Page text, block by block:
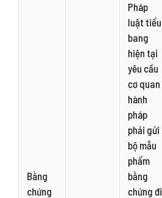
Bằng
chứng
Pháp
luật tiểu
bang
hiện tại
yêu cầu
cơ quan
hành
pháp
phải gửi
bộ mẫu
phẩm
bằng
chứng đi